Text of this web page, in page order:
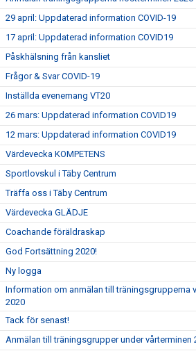
29 april: Uppdaterad information COVID-19
17 april: Uppdaterad information COVID19
Påskhälsning från kansliet
Frågor & Svar COVID-19
Inställda evenemang VT20
26 mars: Uppdaterad information COVID19
12 mars: Uppdaterad information COVID19
Värdevecka KOMPETENS
Sportlovskul i Täby Centrum
Träffa oss i Täby Centrum
Värdevecka GLÄDJE
Coachande föräldraskap
God Fortsättning 2020!
Ny logga
Information om anmälan till träningsgrupperna
2020
Tack för senast!
Anmälan till träningsgrupper under vårterminen